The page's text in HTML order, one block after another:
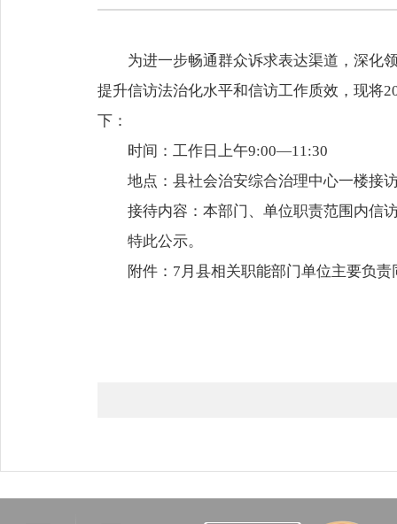
为进一步畅通群众诉求表达渠道，深化
提升信访法治化水平和信访工作质效，现将
下：
时间：工作日上午9:00—11:30
地点：县社会治安综合治理中心一楼接
接待内容：本部门、单位职责范围内信
特此公示。
附件： 7月县相关职能部门单位主要负责